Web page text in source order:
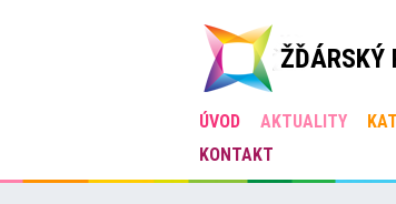
ŽĎÁRSKÝ
ÚVOD AKTUALITY
KONTAKT